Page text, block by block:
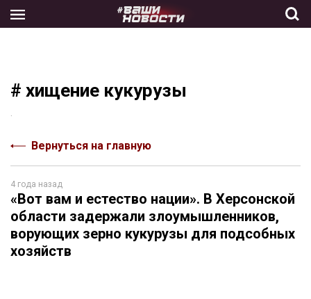
the
# хищение кукурузы
Вернуться на главную
4 года назад
«Вот вам и естество нации». В Херсонской
области задержали злоумышленников,
ворующих зерно кукурузы для подсобных
хозяйств